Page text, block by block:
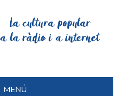
La cultura popular
a la ràdio i a internet
MENÚ